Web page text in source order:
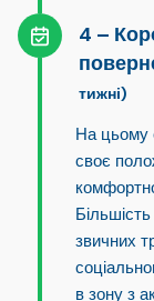
тижні)
На цьому
своє
звичних
в зону з